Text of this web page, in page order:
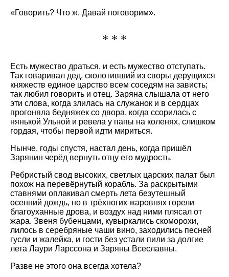
«Говорить? Что ж. Давай поговорим».
* * *
Есть мужество драться, и есть мужество отступать.
Так говаривал дед, сколотивший из своры дерущихся
княжеств единое царство всем соседям на зависть;
так любил говорить и отец. Заряна слышала от него
эти слова, когда злилась на служанок и в сердцах
прогоняла бедняжек со двора, когда ссорилась с
нянькой Ульной и ревела у папы на коленях, слишком
гордая, чтобы первой идти мириться.
Нынче, годы спустя, настал день, когда пришёл
Зарянин черёд вернуть отцу его мудрость.
Ребристый свод высоких, светлых царских палат был
похож на перевёрнутый корабль. За раскрытыми
ставнями оплакивал смерть лета безутешный
осенний дождь, но в трёхногих жаровнях горели
благоуханные дрова, и воздух над ними плясал от
жара. Звеня бубенцами, кувыркались скоморохи,
лилось в серебряные чаши вино, заходились песней
гусли и жалейка, и гости без устали пили за долгие
лета Лаури Ларссона и Заряны Всеславны.
Разве не этого она всегда хотела?